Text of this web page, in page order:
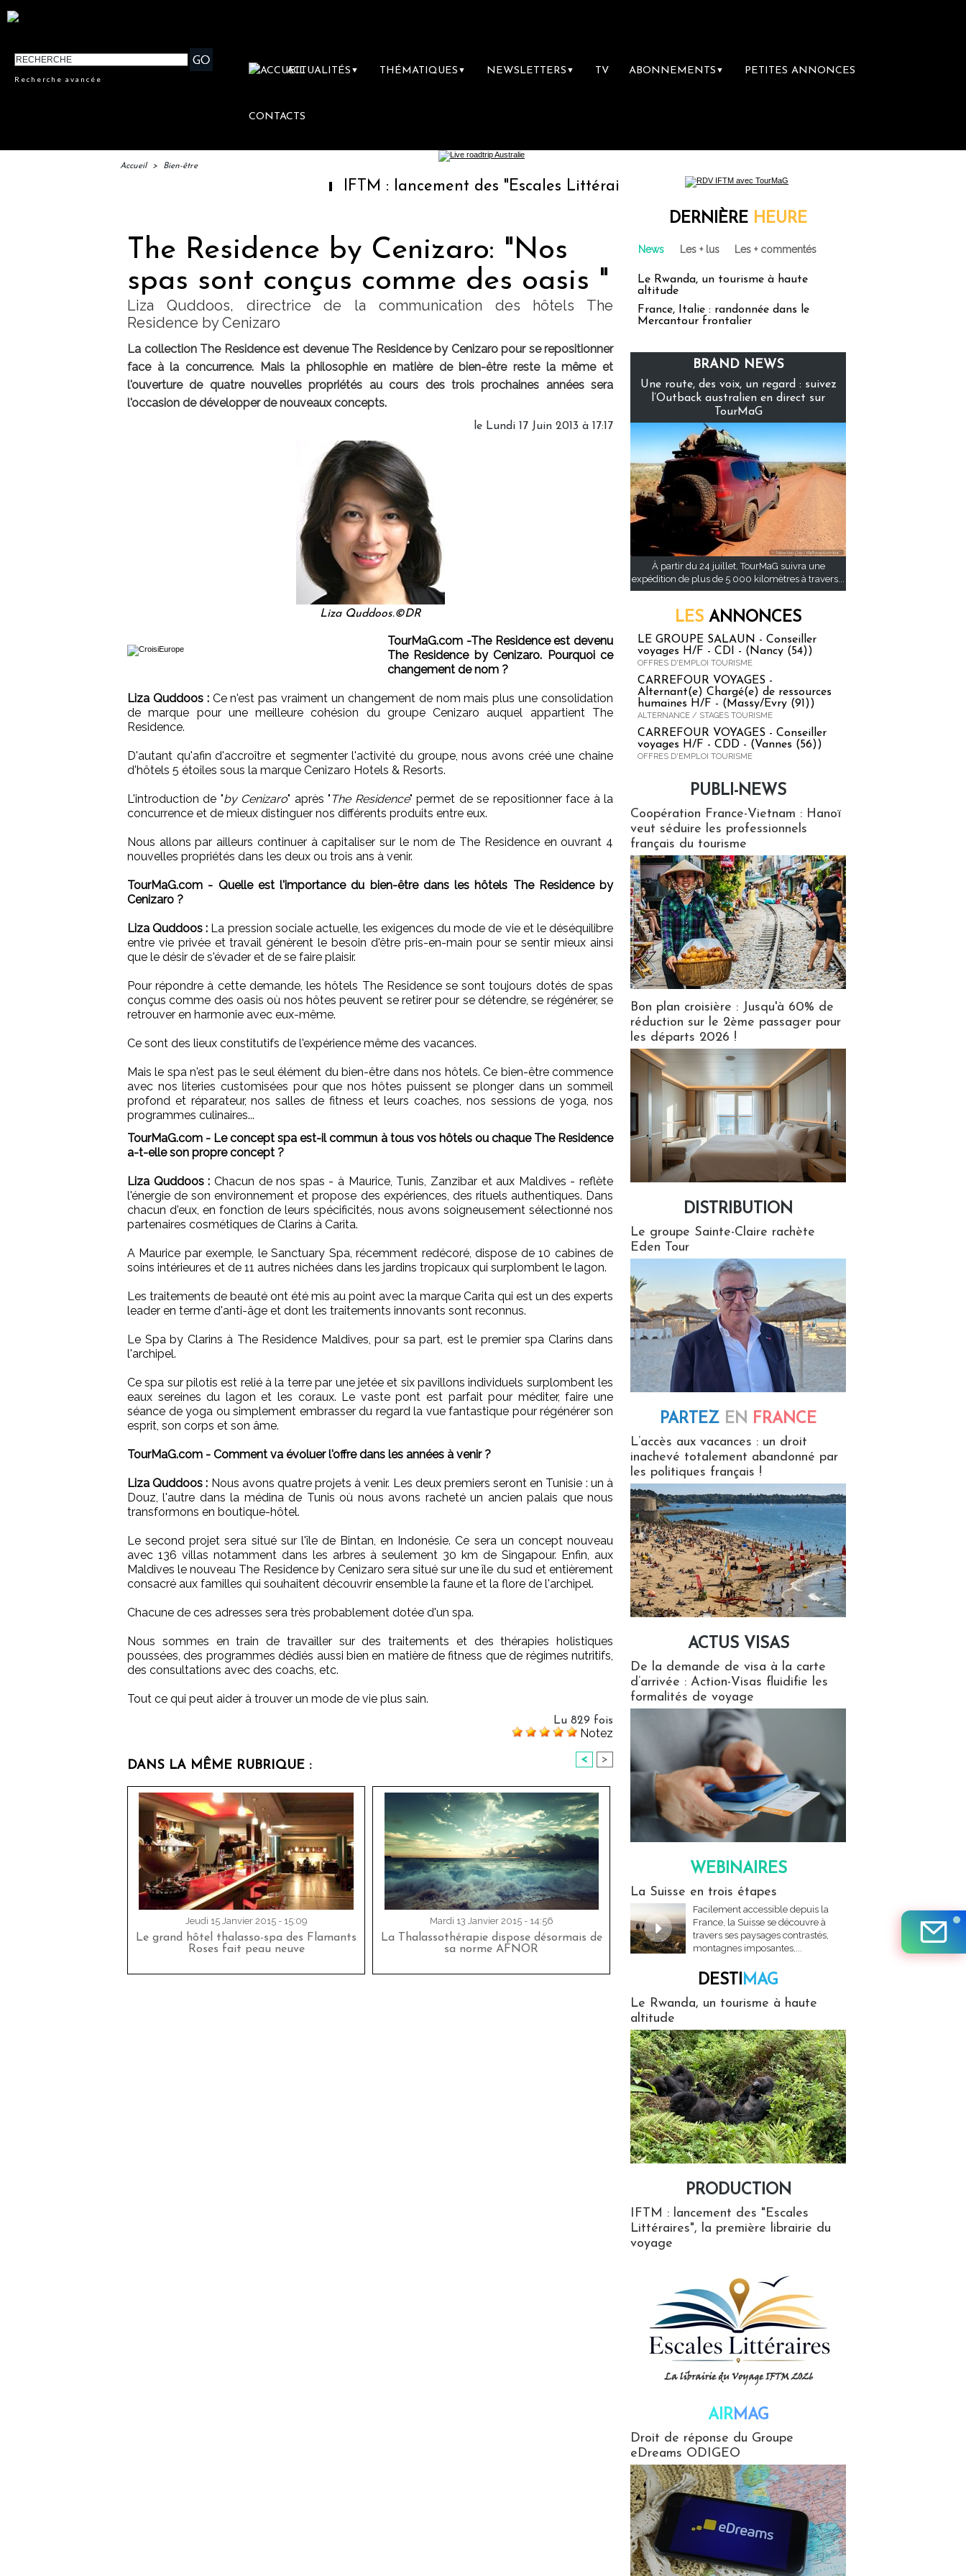
Recherche avancée
ACTUALITÉS ▼ THÉMATIQUES ▼ NEWSLETTERS ▼ TV ABONNEMENTS ▼ PETITES ANNONCES
CONTACTS
Accueil > Bien-être
IFTM : lancement des "Escales Littéraires", la première librairie du voyage
The Residence by Cenizaro: "Nos
spas sont conçus comme des oasis "
Liza Quddoos, directrice de la communication des hôtels The
Residence by Cenizaro
La collection The Residence est devenue The Residence by Cenizaro pour se repositionner
face à la concurrence. Mais la philosophie en matière de bien-être reste la même et
l'ouverture de quatre nouvelles propriétés au cours des trois prochaines années sera
l'occasion de développer de nouveaux concepts.
le Lundi 17 Juin 2013 à 17:17
Liza Quddoos.©DR
TourMaG.com -The Residence est devenu
The Residence by Cenizaro. Pourquoi ce
changement de nom ?
Liza Quddoos :Ce n'est pas vraiment un changement de nom mais plus une consolidation
de marque pour une meilleure cohésion du groupe Cenizaro auquel appartient The
Residence.
D'autant qu'afin d'accroître et segmenter l'activité du groupe, nous avons créé une chaine
d'hôtels 5 étoiles sous la marque Cenizaro Hotels & Resorts.
L'introduction de "by Cenizaro" après " The Residence" permet de se repositionner face à la
concurrence et de mieux distinguer nos différents produits entre eux.
Nous allons par ailleurs continuer à capitaliser sur le nom de The Residence en ouvrant 4
nouvelles propriétés dans les deux ou trois ans à venir.
TourMaG.com - Quelle est l'importance du bien-être dans les hôtels The Residence by
Cenizaro ?
Liza Quddoos : La pression sociale actuelle, les exigences du mode de vie et le déséquilibre
entre vie privée et travail génèrent le besoin d'être pris-en-main pour se sentir mieux ainsi
que le désir de s'évader et de se faire plaisir.
Pour répondre à cette demande, les hôtels The Residence se sont toujours dotés de spas
conçus comme des oasis où nos hôtes peuvent se retirer pour se détendre, se régénérer, se
retrouver en harmonie avec eux-même.
Ce sont des lieux constitutifs de l'expérience même des vacances.
Mais le spa n'est pas le seul élément du bien-être dans nos hôtels. Ce bien-être commence
avec nos literies customisées pour que nos hôtes puissent se plonger dans un sommeil
profond et réparateur, nos salles de fitness et leurs coaches, nos sessions de yoga, nos
programmes culinaires...
TourMaG.com - Le concept spa est-il commun à tous vos hôtels ou chaque The Residence
a-t-elle son propre concept ?
Liza Quddoos : Chacun de nos spas - à Maurice, Tunis, Zanzibar et aux Maldives - reflète
l'énergie de son environnement et propose des expériences, des rituels authentiques. Dans
chacun d'eux, en fonction de leurs spécificités, nous avons soigneusement sélectionné nos
partenaires cosmétiques de Clarins à Carita.
A Maurice par exemple, le Sanctuary Spa, récemment redécoré, dispose de 10 cabines de
soins intérieures et de 11 autres nichées dans les jardins tropicaux qui surplombent le lagon.
Les traitements de beauté ont été mis au point avec la marque Carita qui est un des experts
leader en terme d'anti-âge et dont les traitements innovants sont reconnus.
Le Spa by Clarins à The Residence Maldives, pour sa part, est le premier spa Clarins dans
l'archipel.
Ce spa sur pilotis est relié à la terre par une jetée et six pavillons individuels surplombent les
eaux sereines du lagon et les coraux. Le vaste pont est parfait pour méditer, faire une
séance de yoga ou simplement embrasser du regard la vue fantastique pour régénérer son
esprit, son corps et son âme.
TourMaG.com - Comment va évoluer l'offre dans les années à venir ?
Liza Quddoos : Nous avons quatre projets à venir. Les deux premiers seront en Tunisie : un à
Douz, l'autre dans la médina de Tunis où nous avons racheté un ancien palais que nous
transformons en boutique-hôtel.
Le second projet sera situé sur l'île de Bintan, en Indonésie. Ce sera un concept nouveau
avec 136 villas notamment dans les arbres à seulement 30 km de Singapour. Enfin, aux
Maldives le nouveau The Residence by Cenizaro sera situé sur une île du sud et entièrement
consacré aux familles qui souhaitent découvrir ensemble la faune et la flore de l'archipel.
Chacune de ces adresses sera très probablement dotée d'un spa.
Nous sommes en train de travailler sur des traitements et des thérapies holistiques
poussées, des programmes dédiés aussi bien en matière de fitness que de régimes nutritifs,
des consultations avec des coachs, etc.
Tout ce qui peut aider à trouver un mode de vie plus sain.
Lu 829 fois
Notez
DANS LA MÊME RUBRIQUE : < >
Jeudi 15 Janvier 2015 - 15:09
Le grand hôtel thalasso-spa des Flamants
Roses fait peau neuve
Mardi 13 Janvier 2015 - 14:56
La Thalassothérapie dispose désormais de
sa norme AFNOR
DERNIÈRE HEURE
News Les + lus Les + commentés
Le Rwanda, un tourisme à haute
altitude
France, Italie : randonnée dans le
Mercantour frontalier
BRAND NEWS
Une route, des voix, un regard : suivez
l’Outback australien en direct sur
TourMaG
À partir du 24 juillet, TourMaG suivra une
expédition de plus de 5 000 kilomètres à travers...
LES ANNONCES
LE GROUPE SALAUN - Conseiller
voyages H/F - CDI - (Nancy (54))
OFFRES D'EMPLOI TOURISME
CARREFOUR VOYAGES -
Alternant(e) Chargé(e) de ressources
humaines H/F - (Massy/Evry (91))
ALTERNANCE / STAGES TOURISME
CARREFOUR VOYAGES - Conseiller
voyages H/F - CDD - (Vannes (56))
OFFRES D'EMPLOI TOURISME
PUBLI-NEWS
Coopération France-Vietnam : Hanoï
veut séduire les professionnels
français du tourisme
Bon plan croisière : Jusqu'à 60% de
réduction sur le 2ème passager pour
les départs 2026 !
DISTRIBUTION
Le groupe Sainte-Claire rachète
Eden Tour
PARTEZ EN FRANCE
L’accès aux vacances : un droit
inachevé totalement abandonné par
les politiques français !
ACTUS VISAS
De la demande de visa à la carte
d’arrivée : Action-Visas fluidifie les
formalités de voyage
WEBINAIRES
La Suisse en trois étapes
Facilement accessible depuis la
France, la Suisse se découvre à
travers ses paysages contrastés,
montagnes imposantes,...
DESTIMAG
Le Rwanda, un tourisme à haute
altitude
PRODUCTION
IFTM : lancement des "Escales
Littéraires", la première librairie du
voyage
AIRMAG
Droit de réponse du Groupe
eDreams ODIGEO